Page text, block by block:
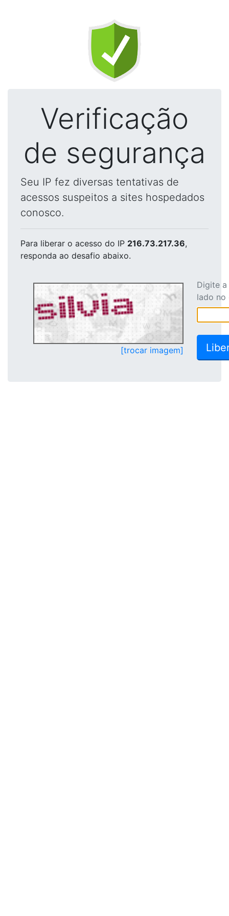
Verificação
de segurança
Seu IP fez diversas tentativas de
acessos suspeitos a sites hospedados
conosco.
Para liberar o acesso do IP 216.73.217.36,
responda ao desafio abaixo.
[trocar imagem]
Digite
lado no